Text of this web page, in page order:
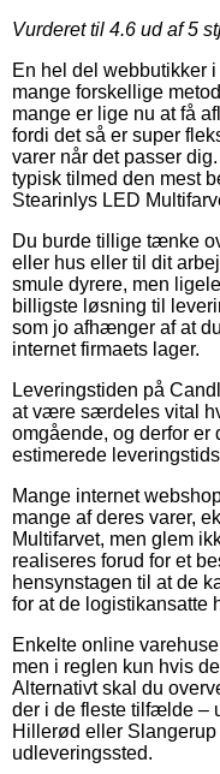
Vurderet til 4.6 ud af 5
En hel del webbutikker
mange forskellige
mange er lige nu at få
fordi det så er super
varer når det passer
typisk tilmed den mest
Stearinlys LED
Du burde tillige tænke
eller hus eller til dit
smule dyrere, men
billigste løsning til
som jo afhænger af at
internet firmaets lager.
Leveringstiden på
at være særdeles vital
omgående, og derfor er
estimerede
Mange internet
mange af deres varer,
Multifarvet, men glem
realiseres forud for et
hensynstagen til at de
for at de logistikansatte
Enkelte online
men i reglen kun hvis
Alternativt skal du
der i de fleste tilfælde –
Hillerød eller
udleveringssted.